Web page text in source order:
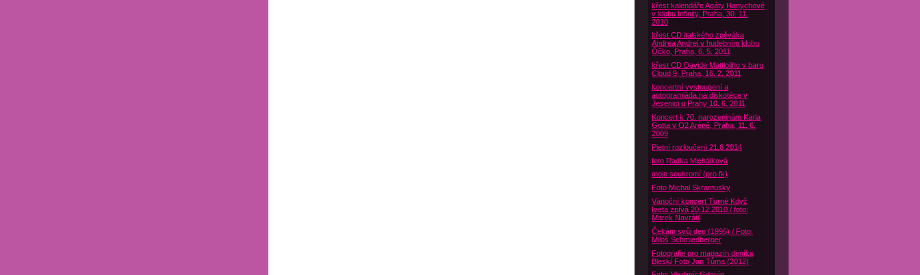
křest kalendáře Agáty Hanychové
v klubu Infinity, Praha, 30. 11.
2010
křest CD italského zpěváka
Andrea Andrei v hudebním klubu
Óčko, Praha, 6. 5. 2011
křest CD Davide Mattioliho v baru
Cloud 9, Praha, 16. 2. 2011
koncertní vystoupení a
autogramiáda na diskotéce v
Jesenici u Prahy 10. 6. 2011
Koncert k 70. narozeninám Karla
Gotta v O2 Aréně, Praha, 11. 6.
2009
Pietní rozloučení 21.6 2014
foto Radka Michálková
moje soukromí (pro fk)
Foto Michal Skramusky
Vánoční koncert Turné Když
Iveta zpívá 20.12.2010 / foto:
Marek Navrátil
Čekám svůj den (1996) / Foto:
Miloš Schmiedberger
Fotografie pro magazín deníku
Blesk/ Foto Jan Tůma (2012)